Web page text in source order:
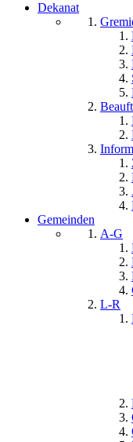
Dekanat
Gemeinden
A-G
L-R